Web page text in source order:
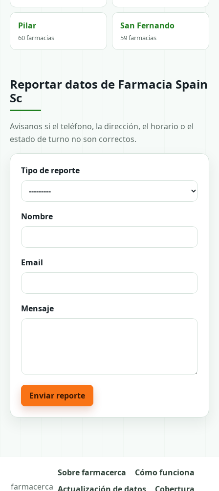
Pilar
60 farmacias
San Fernando
59 farmacias
Reportar datos de Farmacia Spain
Sc
Avisanos si el teléfono, la dirección, el horario o el
estado de turno no son correctos.
Tipo de reporte
Nombre
Email
Mensaje
Enviar reporte
farmacerca
Sobre farmacerca
Cómo funciona